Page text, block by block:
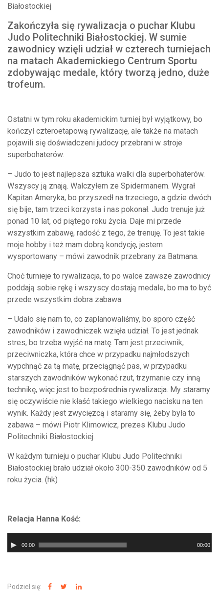
Białostockiej
Zakończyła się rywalizacja o puchar Klubu
Judo Politechniki Białostockiej. W sumie
zawodnicy wzięli udział w czterech turniejach
na matach Akademickiego Centrum Sportu
zdobywając medale, który tworzą jedno, duże
trofeum.
Ostatni w tym roku akademickim turniej był wyjątkowy, bo
kończył czteroetapową rywalizację, ale także na matach
pojawili się doświadczeni judocy przebrani w stroje
superbohaterów.
– Judo to jest najlepsza sztuka walki dla superbohaterów.
Wszyscy ją znają. Walczyłem ze Spidermanem. Wygrał
Kapitan Ameryka, bo przyszedł na trzeciego, a gdzie dwóch
się bije, tam trzeci korzysta i nas pokonał. Judo trenuje już
ponad 10 lat, od piątego roku życia. Daje mi przede
wszystkim zabawę, radość z tego, że trenuję. To jest takie
moje hobby i też mam dobrą kondycję, jestem
wysportowany – mówi zawodnik przebrany za Batmana.
Choć turnieje to rywalizacja, to po walce zawsze zawodnicy
poddają sobie rękę i wszyscy dostają medale, bo ma to być
przede wszystkim dobra zabawa.
– Udało się nam to, co zaplanowaliśmy, bo sporo część
zawodników i zawodniczek wzięła udział. To jest jednak
stres, bo trzeba wyjść na matę. Tam jest przeciwnik,
przeciwniczka, która chce w przypadku najmłodszych
wypchnąć za tą matę, przeciągnąć pas, w przypadku
starszych zawodników wykonać rzut, trzymanie czy inną
technikę, więc jest to bezpośrednia rywalizacja. My staramy
się oczywiście nie kłaść takiego wielkiego nacisku na ten
wynik. Każdy jest zwycięzcą i staramy się, żeby była to
zabawa – mówi Piotr Klimowicz, prezes Klubu Judo
Politechniki Białostockiej.
W każdym turnieju o puchar Klubu Judo Politechniki
Białostockiej brało udział około 300-350 zawodników od 5
roku życia. (hk)
Relacja Hanna Kość:
plików00:00 00:00
Podziel się: